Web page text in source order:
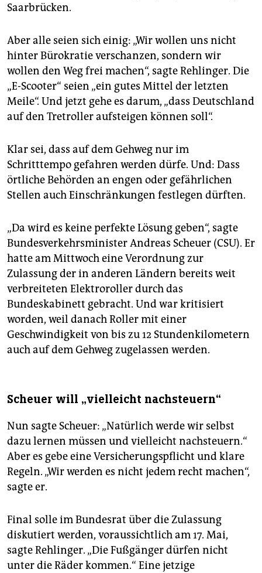
Saarbrücken.
Aber alle seien sich einig: „Wir wollen uns nicht
hinter Bürokratie verschanzen, sondern wir
wollen den Weg frei machen“, sagte Rehlinger. Die
„E-Scooter“ seien „ein gutes Mittel der letzten
Meile“. Und jetzt gehe es darum, „dass Deutschland
auf den Tretroller aufsteigen können soll“.
Klar sei, dass auf dem Gehweg nur im
Schritttempo gefahren werden dürfe. Und: Dass
örtliche Behörden an engen oder gefährlichen
Stellen auch Einschränkungen festlegen dürften.
„Da wird es keine perfekte Lösung geben“, sagte
Bundesverkehrsminister Andreas Scheuer (CSU). Er
hatte am Mittwoch eine Verordnung zur
Zulassung der in anderen Ländern bereits weit
verbreiteten Elektroroller durch das
Bundeskabinett gebracht. Und war kritisiert
worden, weil danach Roller mit einer
Geschwindigkeit von bis zu 12 Stundenkilometern
auch auf dem Gehweg zugelassen werden.
Scheuer will „vielleicht nachsteuern“
Nun sagte Scheuer: „Natürlich werde wir selbst
dazu lernen müssen und vielleicht nachsteuern.“
Aber es gebe eine Versicherungspflicht und klare
Regeln. „Wir werden es nicht jedem recht machen“,
sagte er.
Final solle im Bundesrat über die Zulassung
diskutiert werden, voraussichtlich am 17. Mai,
sagte Rehlinger. „Die Fußgänger dürfen nicht
unter die Räder kommen.“ Eine jetzige